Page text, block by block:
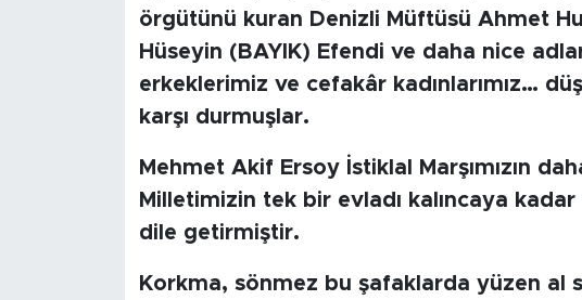
örgütünü kuran Denizli Müftüsü Ahmet
Hüseyin (BAYIK) Efendi ve daha nice
erkeklerimiz ve cefakâr kadınlarımız…
karşı durmuşlar.
Mehmet Akif Ersoy İstiklal Marşımızın
Milletimizin tek bir evladı kalıncaya kadar
dile getirmiştir.
Korkma, sönmez bu şafaklarda yüzen al